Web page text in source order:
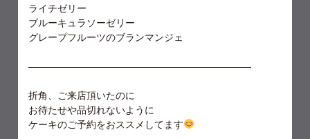
ライチゼリー
ブルーキュラソーゼリー
グレープフルーツのブランマンジェ
———————————————————————
折角、ご来店頂いたのに
お待たせや品切れないように
ケーキのご予約をおススメしてます